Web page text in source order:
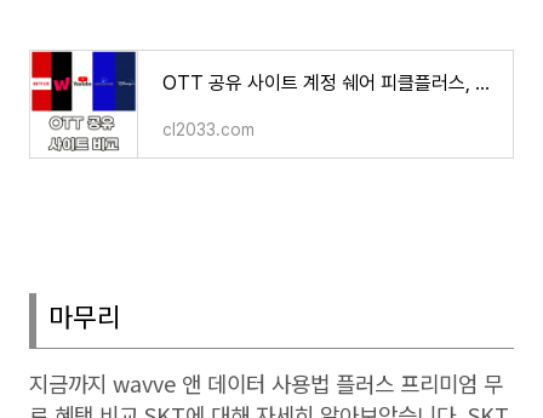
OTT 공유 사이트 계정 쉐어 피클플러스, 링키드, 그레이태그, 벗츠, 쉐어풀 비교 추천
cl2033.com
마무리
지금까지 wavve 앤 데이터 사용법 플러스 프리미엄 무